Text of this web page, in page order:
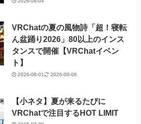
VRChatの夏の風物詩「超！寝転
ん盆踊り2026」80以上のインス
タンスで開催【VRChatイベン
ト】
2026-08-01 2026-08-06
【小ネタ】夏が来るたびに
VRChatで注目するHOT LIMIT